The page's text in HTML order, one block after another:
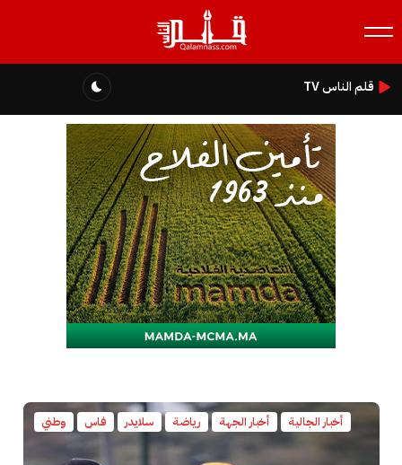
قلم الناس TV
أخبار الجالية أخبار الجهة رياضة سلايدر فاس وطني